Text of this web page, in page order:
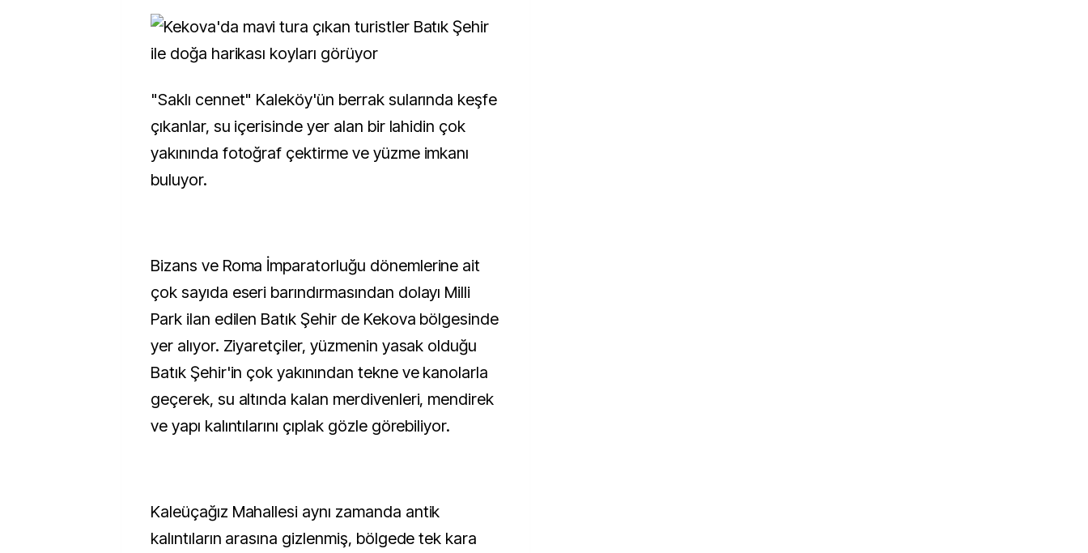
"Saklı cennet" Kaleköy'ün berrak sularında keşfe
çıkanlar, su içerisinde yer alan bir lahidin çok
yakınında fotoğraf çektirme ve yüzme imkanı
buluyor.
Bizans ve Roma İmparatorluğu dönemlerine ait
çok sayıda eseri barındırmasından dolayı Milli
Park ilan edilen Batık Şehir de Kekova bölgesinde
yer alıyor. Ziyaretçiler, yüzmenin yasak olduğu
Batık Şehir'in çok yakınından tekne ve kanolarla
geçerek, su altında kalan merdivenleri, mendirek
ve yapı kalıntılarını çıplak gözle görebiliyor.
Kaleüçağız Mahallesi aynı zamanda antik
kalıntıların arasına gizlenmiş, bölgede tek kara